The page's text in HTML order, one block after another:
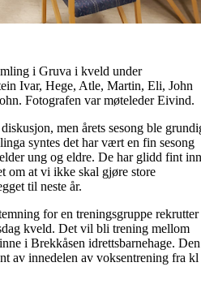
i Gruva i kveld under
Ivar, Hege, Atle, Martin, Eli, John
Fotografen var møteleder Eivind.
men årets sesong ble
syntes det har vært en fin sesong
ung og eldre. De har glidd fint inn
om at vi ikke skal gjøre store
til neste år.
for en treningsgruppe rekrutter
kveld. Det vil bli trening mellom
i Brekkåsen idrettsbarnehage. Den
av innedelen av voksentrening fra kl